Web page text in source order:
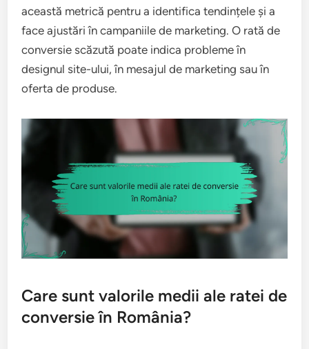
această metrică pentru a identifica tendințele și a
face ajustări în campaniile de marketing. O rată de
conversie scăzută poate indica probleme în
designul site-ului, în mesajul de marketing sau în
oferta de produse.
Care sunt valorile medii ale ratei de
conversie în România?